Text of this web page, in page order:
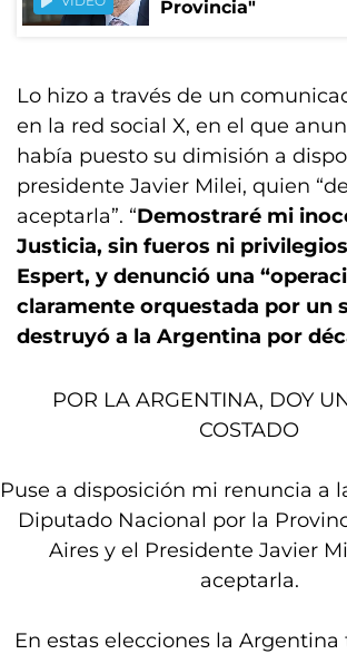
Provincia"
Lo hizo a través de un
en la red social X, en el que
había puesto su dimisión a
presidente Javier Milei, quien
aceptarla”. “Demostraré mi
Justicia, sin fueros ni
Espert, y denunció una
claramente orquestada por un
destruyó a la Argentina por
POR LA ARGENTINA, DOY
COSTADO
Puse a disposición mi renuncia a
Diputado Nacional por la
Aires y el Presidente Javier
aceptarla.
En estas elecciones la Argentina